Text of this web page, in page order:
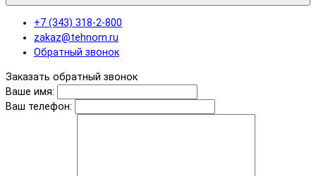
+7 (343) 318-2-800
zakaz@tehnom.ru
Обратный звонок
Заказать обратный звонок
Ваше имя:
Ваш телефон: